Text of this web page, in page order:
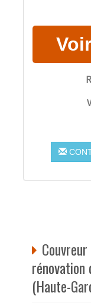
rénovation
(Haute-